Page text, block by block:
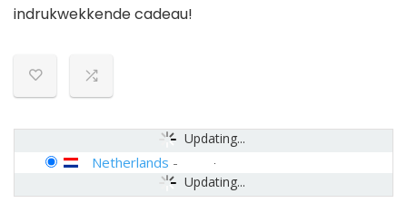
indrukwekkende cadeau!
Updating...
Updating...
Netherlands -